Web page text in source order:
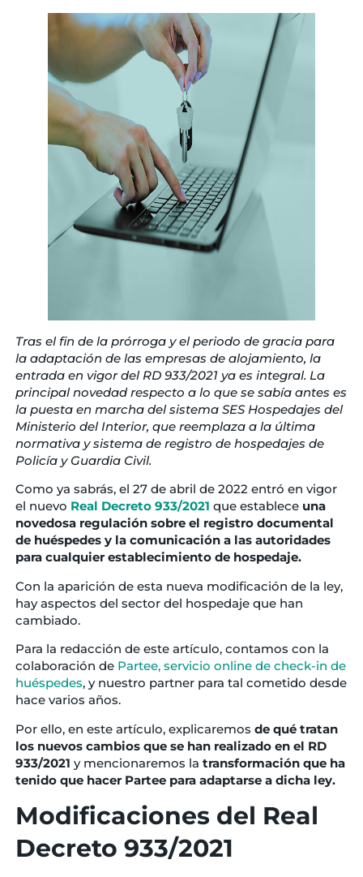
Tras el fin de la prórroga y el periodo de gracia para
la adaptación de las empresas de alojamiento, la
entrada en vigor del RD 933/2021 ya es integral. La
principal novedad respecto a lo que se sabía antes es
la puesta en marcha del sistema SES Hospedajes del
Ministerio del Interior, que reemplaza a la última
normativa y sistema de registro de hospedajes de
Policía y Guardia Civil.
Como ya sabrás, el 27 de abril de 2022 entró en vigor
el nuevo Real Decreto 933/2021 que establece una
novedosa regulación sobre el registro documental
de huéspedes y la comunicación a las autoridades
para cualquier establecimiento de hospedaje.
Con la aparición de esta nueva modificación de la ley,
hay aspectos del sector del hospedaje que han
cambiado.
Para la redacción de este artículo, contamos con la
colaboración dePartee, servicio online de check-in de
huéspedes, y nuestro partner para tal cometido desde
hace varios años.
Por ello, en este artículo, explicaremos de qué tratan
los nuevos cambios que se han realizado en el RD
933/2021 y mencionaremos la transformación que ha
tenido que hacer Partee para adaptarse a dicha ley.
Modificaciones del Real
Decreto 933/2021